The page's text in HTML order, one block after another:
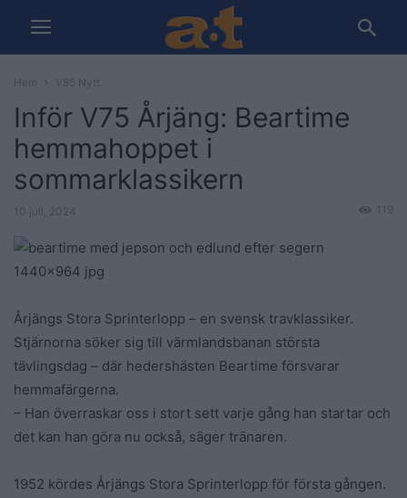
Hem V85 Nytt
Inför V75 Årjäng: Beartime
hemmahoppet i
sommarklassikern
10 juli, 2024 119
Årjängs Stora Sprinterlopp – en svensk travklassiker.
Stjärnorna söker sig till värmlandsbanan största
tävlingsdag – där hedershästen Beartime försvarar
hemmafärgerna.
– Han överraskar oss i stort sett varje gång han startar och
det kan han göra nu också, säger tränaren.
1952 kördes Årjängs Stora Sprinterlopp för första gången.